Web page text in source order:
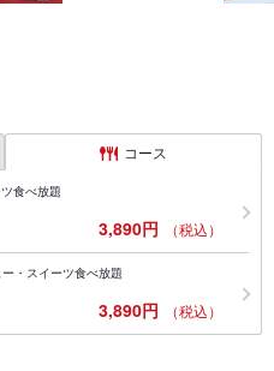
コース
食べ放題
3,890円 （税込）
・スイーツ食べ放題
3,890円 （税込）